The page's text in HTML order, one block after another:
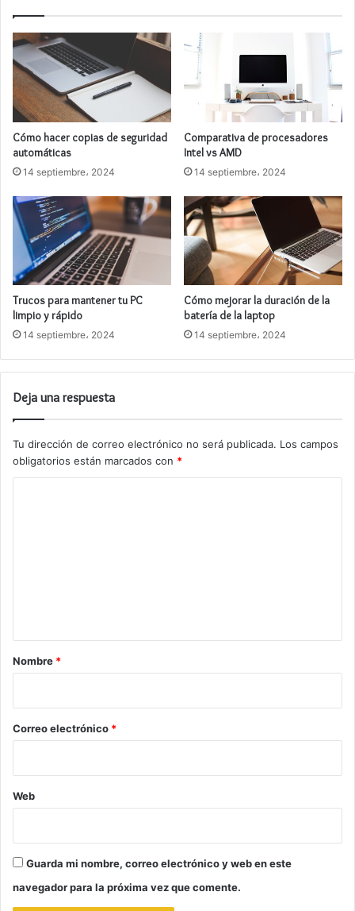
Cómo hacer copias de seguridad
automáticas
14 septiembre، 2024
Comparativa de procesadores
Intel vs AMD
14 septiembre، 2024
Trucos para mantener tu PC
limpio y rápido
14 septiembre، 2024
Cómo mejorar la duración de la
batería de la laptop
14 septiembre، 2024
Deja una respuesta
Tu dirección de correo electrónico no será publicada. Los campos
obligatorios están marcados con *
r
*
Nombre *
Correo electrónico *
Web
Guarda mi nombre, correo electrónico y web en este
navegador para la próxima vez que comente.